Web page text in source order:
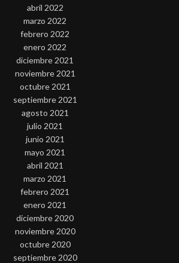
abril 2022
marzo 2022
febrero 2022
enero 2022
diciembre 2021
noviembre 2021
octubre 2021
septiembre 2021
agosto 2021
julio 2021
junio 2021
mayo 2021
abril 2021
marzo 2021
febrero 2021
enero 2021
diciembre 2020
noviembre 2020
octubre 2020
septiembre 2020